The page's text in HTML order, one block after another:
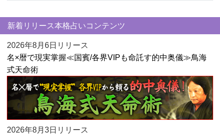
新着リリース本格占いコンテンツ
2026年8月6日リリース
名×暦で現実掌握≪国賓/各界VIPも命託す的中奥儀≫鳥海
式天命術
2026年8月3日リリース